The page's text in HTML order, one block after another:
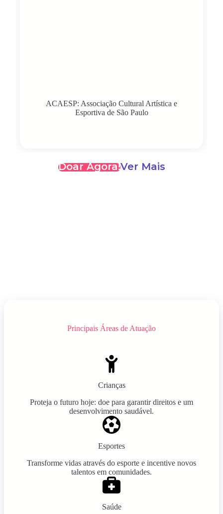
ACAESP: Associação Cultural Artística e
Esportiva de São Paulo
Doar Agora!Ver Mais
Principais Áreas de Atuação
Crianças
Proteja o futuro hoje: doe para garantir direitos e um
desenvolvimento saudável.
Esportes
Transforme vidas através do esporte e incentive novos
talentos em comunidades.
Saúde